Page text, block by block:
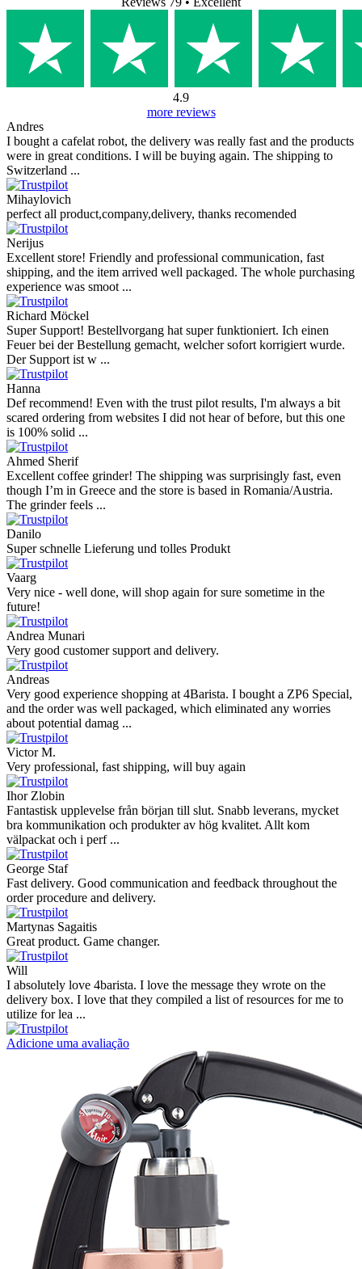
4.9
more reviews
Andres
I bought a cafelat robot, the delivery was really fast and the products
were in great conditions. I will be buying again. The shipping to
Switzerland ...
Mihaylovich
perfect all product,company,delivery, thanks recomended
Nerijus
Excellent store! Friendly and professional communication, fast
shipping, and the item arrived well packaged. The whole purchasing
experience was smoot ...
Richard Möckel
Super Support! Bestellvorgang hat super funktioniert. Ich einen
Feuer bei der Bestellung gemacht, welcher sofort korrigiert wurde.
Der Support ist w ...
Hanna
Def recommend! Even with the trust pilot results, I'm always a bit
scared ordering from websites I did not hear of before, but this one
is 100% solid ...
Ahmed Sherif
Excellent coffee grinder! The shipping was surprisingly fast, even
though I’m in Greece and the store is based in Romania/Austria.
The grinder feels ...
Danilo
Super schnelle Lieferung und tolles Produkt
Vaarg
Very nice - well done, will shop again for sure sometime in the
future!
Andrea Munari
Very good customer support and delivery.
Andreas
Very good experience shopping at 4Barista. I bought a ZP6 Special,
and the order was well packaged, which eliminated any worries
about potential damag ...
Victor M.
Very professional, fast shipping, will buy again
Ihor Zlobin
Fantastisk upplevelse från början till slut. Snabb leverans, mycket
bra kommunikation och produkter av hög kvalitet. Allt kom
välpackat och i perf ...
George Staf
Fast delivery. Good communication and feedback throughout the
order procedure and delivery.
Martynas Sagaitis
Great product. Game changer.
Will
I absolutely love 4barista. I love the message they wrote on the
delivery box. I love that they compiled a list of resources for me to
utilize for lea ...
Adicione uma avaliação